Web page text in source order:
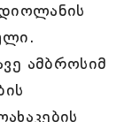
ამბროსიმ